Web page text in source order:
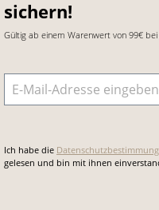
sichern!
Gültig ab einem Warenwert von 99€
E-Mail-Adresse
Ich habe die
gelesen und bin mit ihnen